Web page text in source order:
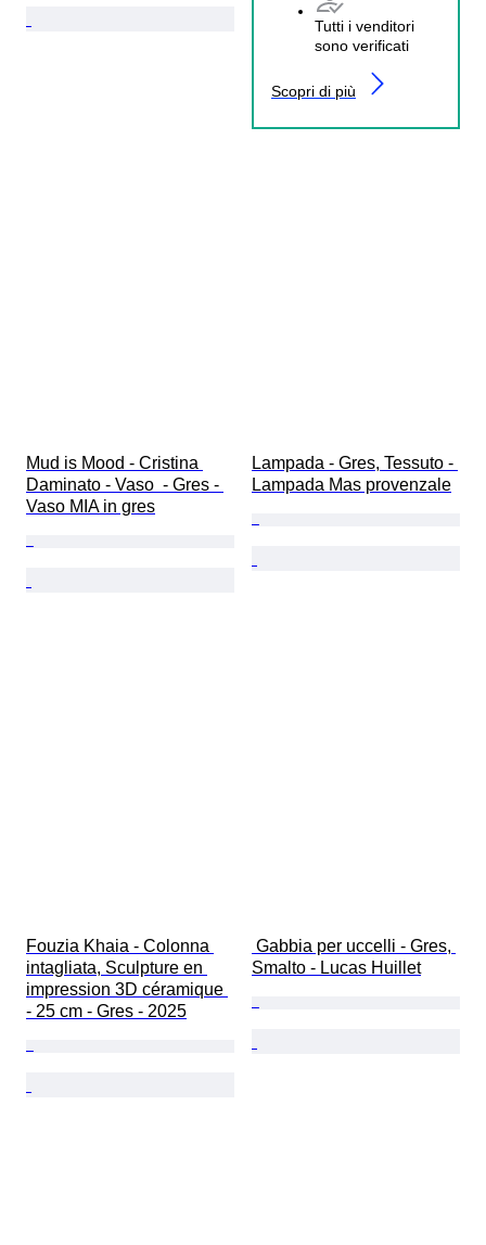
Tutti i venditori
sono verificati
Scopri di più
Mud is Mood - Cristina
Daminato - Vaso  - Gres -
Vaso MIA in gres
Lampada - Gres, Tessuto -
Lampada Mas provenzale
Fouzia Khaia - Colonna
intagliata, Sculpture en
impression 3D céramique
- 25 cm - Gres - 2025
Smalto - Lucas Huillet